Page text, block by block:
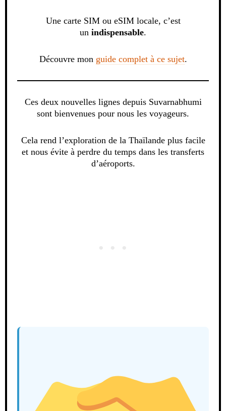
Une carte SIM ou eSIM locale, c’est
un indispensable.
Découvre mon guide complet à ce sujet.
Ces deux nouvelles lignes depuis Suvarnabhumi
sont bienvenues pour nous les voyageurs.
Cela rend l’exploration de la Thaïlande plus facile
et nous évite à perdre du temps dans les transferts
d’aéroports.